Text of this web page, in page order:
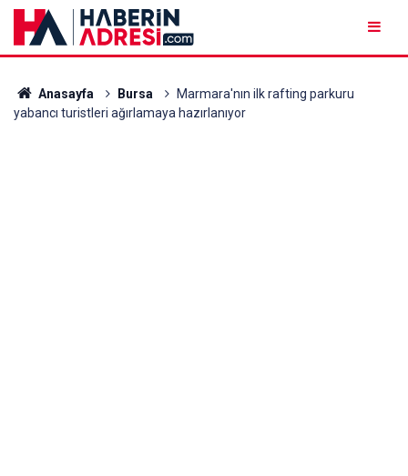
Anasayfa Bursa
Marmara'nın ilk rafting parkuru
yabancı turistleri ağırlamaya hazırlanıyor